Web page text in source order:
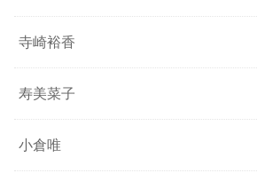
寺崎裕香
寿美菜子
小倉唯